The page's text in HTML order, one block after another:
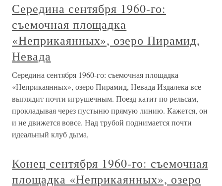
Середина сентября 1960-го:
съемочная площадка
«Неприкаянных», озеро Пирамид,
Невада
Середина сентября 1960-го: съемочная площадка
«Неприкаянных», озеро Пирамид, Невада Издалека все
выглядит почти игрушечным. Поезд катит по рельсам,
прокладывая через пустыню прямую линию. Кажется, он
и не движется вовсе. Над трубой поднимается почти
идеальный клуб дыма,
Конец сентября 1960-го: съемочная
площадка «Неприкаянных», озеро